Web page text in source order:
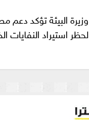
وزيرة البيئة تؤكد دعم
لحظر استيراد النفايات